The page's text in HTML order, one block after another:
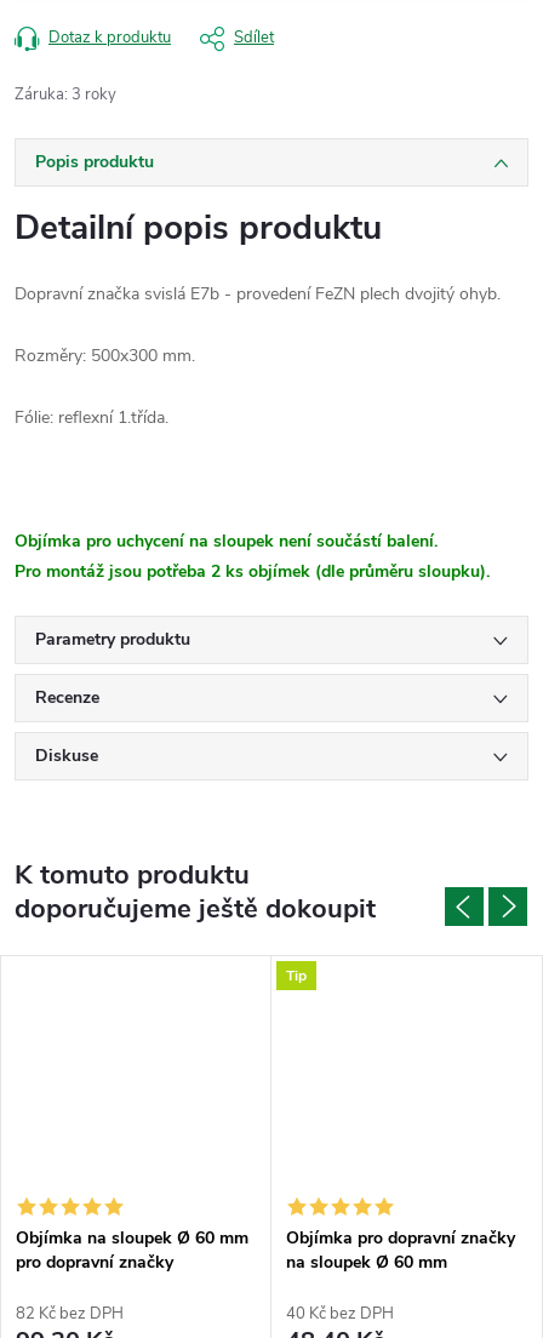
Dotaz k produktu Sdílet
Záruka: 3 roky
Popis produktu
Detailní popis produktu
Dopravní značka svislá E7b - provedení FeZN plech dvojitý ohyb.
Rozměry: 500x300 mm.
Fólie: reflexní 1.třída.
Objímka pro uchycení na sloupek není součástí balení.
Pro montáž jsou potřeba 2 ks objímek (dle průměru sloupku).
Parametry produktu
Recenze
Diskuse
K tomuto produktu
doporučujeme ještě dokoupit
Objímka na sloupek Ø 60 mm
pro dopravní značky
82 Kč bez DPH
Tip
Objímka pro dopravní značky
na sloupek Ø 60 mm
40 Kč bez DPH